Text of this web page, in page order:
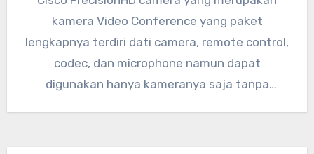
kamera Video Conference yang paket
lengkapnya terdiri dati camera, remote control,
codec, dan microphone namun dapat
digunakan hanya kameranya saja tanpa